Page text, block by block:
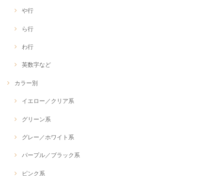
や行
ら行
わ行
英数字など
カラー別
イエロー／クリア系
グリーン系
グレー／ホワイト系
パープル／ブラック系
ピンク系